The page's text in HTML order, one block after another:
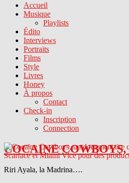
Accueil
Musique
Playlists
Édito
Interviews
Portraits
Films
Style
Livres
Honey
À propos
Contact
Check-in
Inscription
Connection
COCAINE
Riri Ayala, la Madrina….